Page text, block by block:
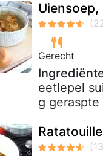
Gerecht
eetlepel
g geraspte